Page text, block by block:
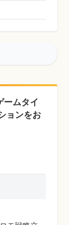
ームタイ
ョンをお